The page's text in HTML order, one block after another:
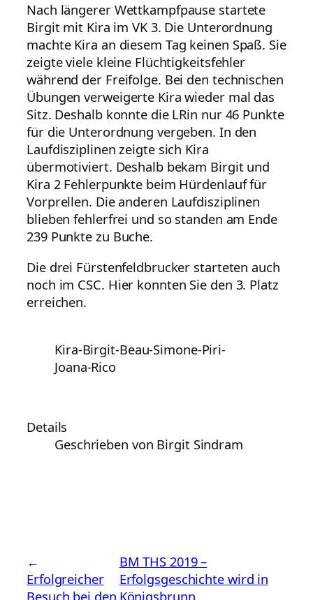
Nach längerer Wettkampfpause startete
Birgit mit Kira im VK 3. Die Unterordnung
machte Kira an diesem Tag keinen Spaß. Sie
zeigte viele kleine Flüchtigkeitsfehler
während der Freifolge. Bei den technischen
Übungen verweigerte Kira wieder mal das
Sitz. Deshalb konnte die LRin nur 46 Punkte
für die Unterordnung vergeben. In den
Laufdisziplinen zeigte sich Kira
übermotiviert. Deshalb bekam Birgit und
Kira 2 Fehlerpunkte beim Hürdenlauf für
Vorprellen. Die anderen Laufdisziplinen
blieben fehlerfrei und so standen am Ende
239 Punkte zu Buche.
Die drei Fürstenfeldbrucker starteten auch
noch im CSC. Hier konnten Sie den 3. Platz
erreichen.
Kira-Birgit-Beau-Simone-Piri-
Joana-Rico
Details
Geschrieben von Birgit Sindram
←
Erfolgreicher
Besuch bei den
BM THS 2019 –
Erfolgsgeschichte wird in
Königsbrunn